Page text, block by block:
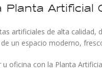
Planta Artificial
artificiales de alta
un espacio moderno,
oficina con la Planta